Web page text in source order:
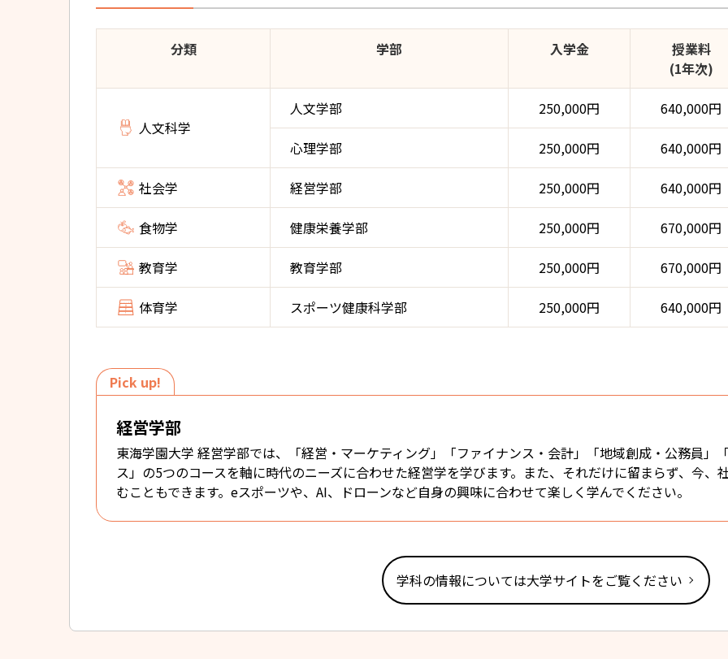
分類 学部 入学金
授業料
(1年次)
人文科学
人文学部 250,000円 640,000円
心理学部 250,000円 640,000円
社会学 経営学部 250,000円 640,000円
食物学 健康栄養学部 250,000円 670,000円
教育学 教育学部 250,000円 670,000円
体育学 スポーツ健康科学部 250,000円 640,000円
Pick up!
経営学部
東海学園大学 経営学部では、「経営・マーケティング」「ファイナンス・会計」「地域創成・公務員」
ス」の5つのコースを軸に時代のニーズに合わせた経営学を学びます。また、それだけに留まらず、今
むこともできます。eスポーツや、AI、ドローンなど自身の興味に合わせて楽しく学んでください。
学科の情報については大学サイトをご覧ください